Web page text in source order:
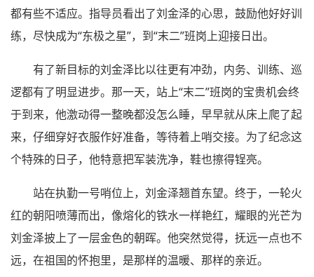
都有些不适应。指导员看出了刘金泽的心思，鼓励他好好训
练，尽快成为“东极之星”，到“末二”班岗上迎接日出。
有了新目标的刘金泽比以往更有冲劲，内务、训练、巡
逻都有了明显进步。那一天，站上“末二”班岗的宝贵机会终
于到来，他激动得一整晚都没怎么睡，早早就从床上爬了起
来，仔细穿好衣服作好准备，等待着上哨交接。为了纪念这
个特殊的日子，他特意把军装洗净，鞋也擦得锃亮。
站在执勤一号哨位上，刘金泽翘首东望。终于，一轮火
红的朝阳喷薄而出，像熔化的铁水一样艳红，耀眼的光芒为
刘金泽披上了一层金色的朝晖。他突然觉得，抚远一点也不
远，在祖国的怀抱里，是那样的温暖、那样的亲近。